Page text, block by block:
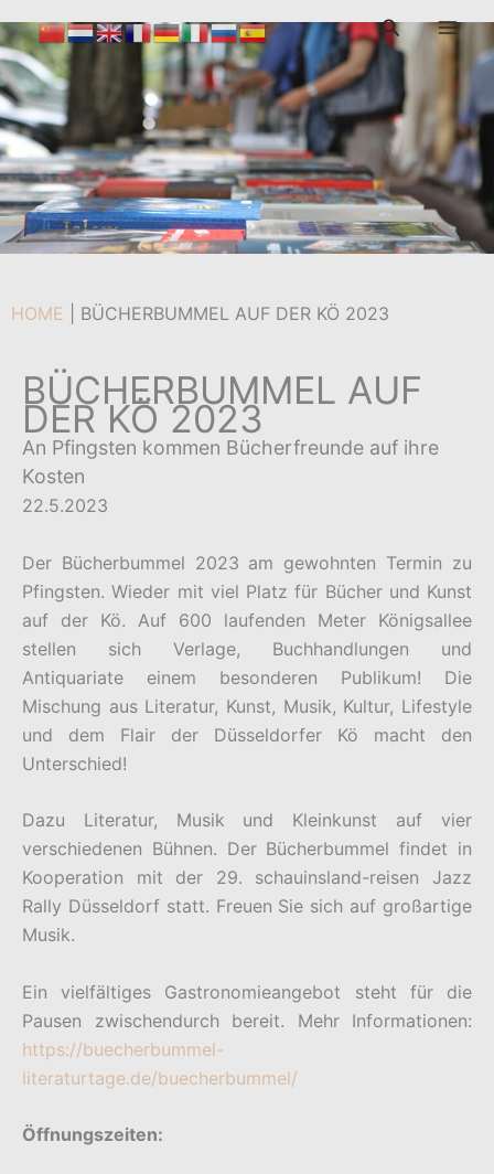
Inhalt
springen
Suchen
Von admin 22. Mai 2023
HOME BÜCHERBUMMEL AUF DER KÖ 2023
BÜCHERBUMMEL AUF
DER KÖ 2023
An Pfingsten kommen Bücherfreunde auf ihre
Kosten
22.5.2023
Der Bücherbummel 2023 am gewohnten Termin zu
Pfingsten. Wieder mit viel Platz für Bücher und Kunst
auf der Kö. Auf 600 laufenden Meter Königsallee
stellen sich Verlage, Buchhandlungen und
Antiquariate einem besonderen Publikum! Die
Mischung aus Literatur, Kunst, Musik, Kultur, Lifestyle
und dem Flair der Düsseldorfer Kö macht den
Unterschied!
Dazu Literatur, Musik und Kleinkunst auf vier
verschiedenen Bühnen. Der Bücherbummel findet in
Kooperation mit der 29. schauinsland-reisen Jazz
Rally Düsseldorf statt. Freuen Sie sich auf großartige
Musik.
Ein vielfältiges Gastronomieangebot steht für die
Pausen zwischendurch bereit. Mehr Informationen:
https://buecherbummel-
literaturtage.de/buecherbummel/
Öffnungszeiten: